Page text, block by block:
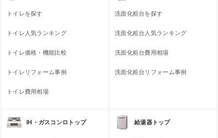
トイレを探す
トイレ人気ランキング
トイレ価格・機能比較
トイレリフォーム事例
トイレ費用相場
洗面化粧台を探す
洗面化粧台人気ランキング
洗面化粧台費用相場
洗面化粧台リフォーム事例
IH・ガスコンロトップ 給湯器トップ